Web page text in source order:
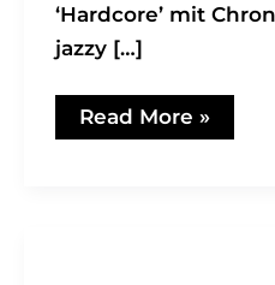
‘Hardcore’ mit
jazzy […]
JAH9
XTRA
Read More »